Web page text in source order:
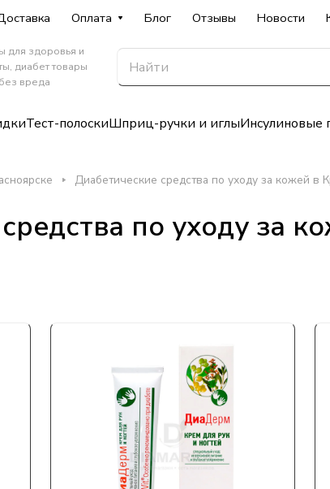
Оплата Блог Отзывы Новости
для здоровья и
диабет товары
вреда
Тест-полоскиШприц-ручки и иглыИнсулиновые
Диабетические средства по уходу за кожей в
по уходу за